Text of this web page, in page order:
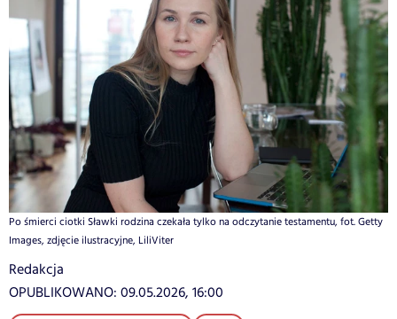
Po śmierci ciotki Sławki rodzina czekała tylko na odczytanie testamentu, fot. Getty
Images, zdjęcie ilustracyjne, LiliViter
Redakcja
OPUBLIKOWANO: 09.05.2026, 16:00